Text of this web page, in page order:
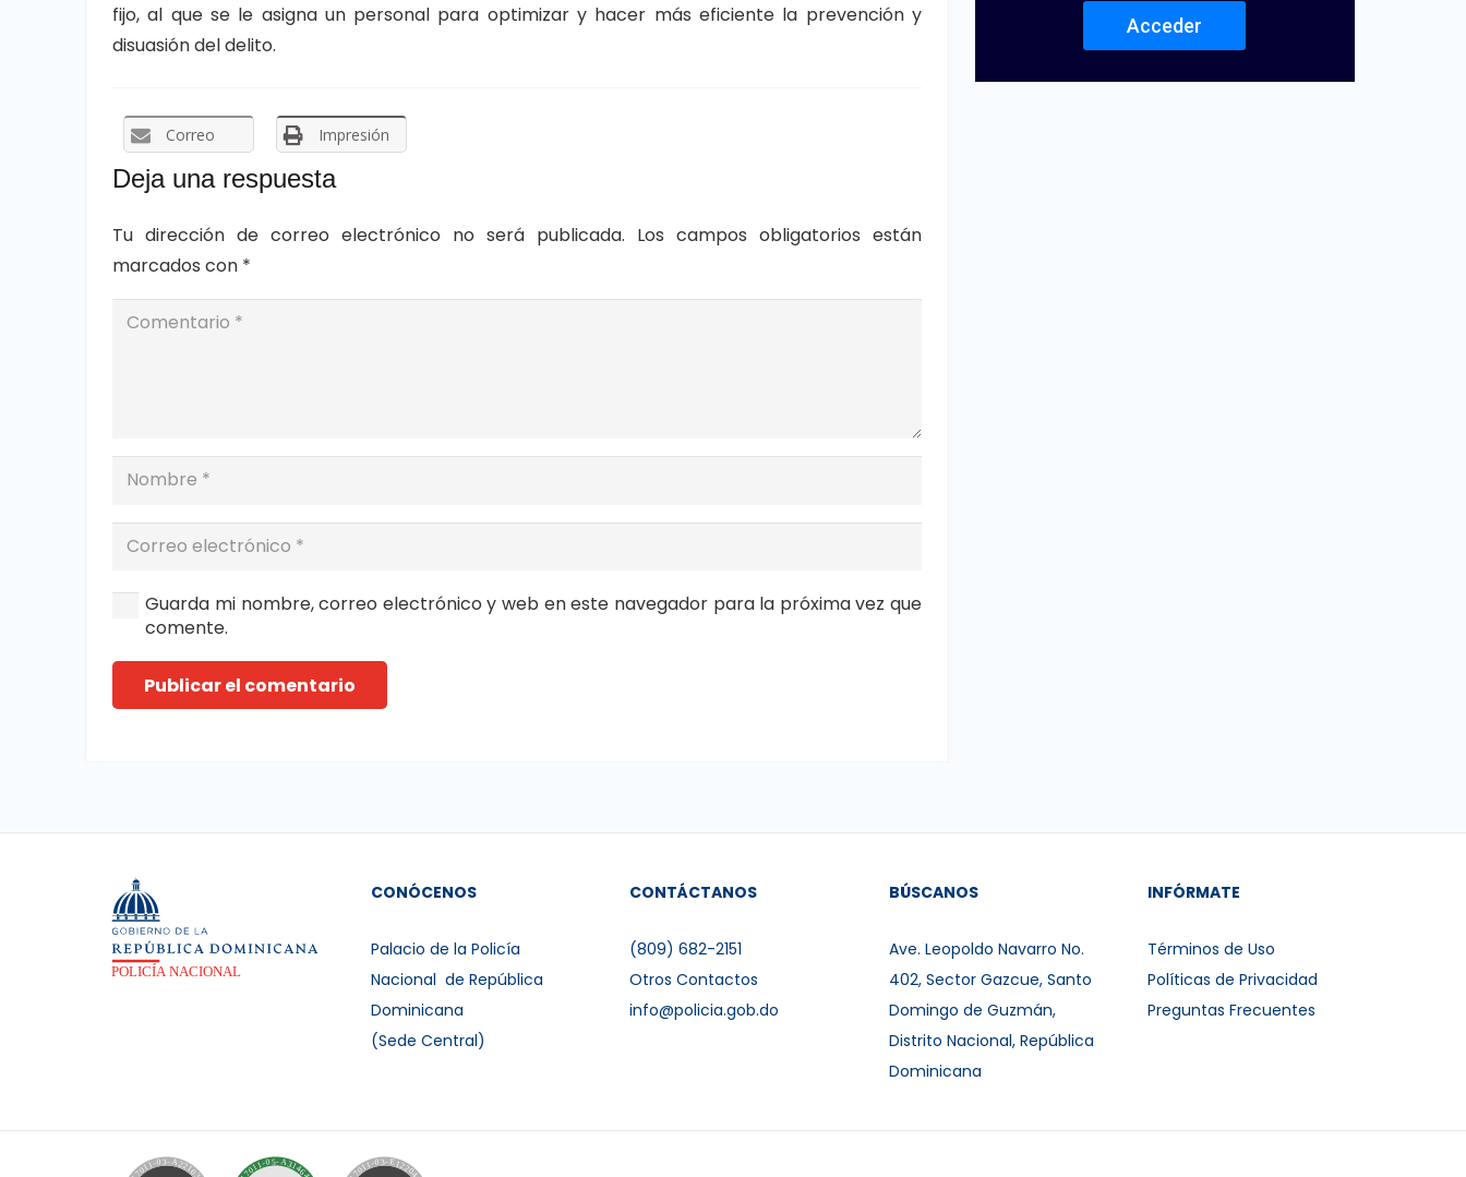
fijo, al que se le asigna un personal para optimizar y hacer más eficiente la prevención y
disuasión del delito.
Correo Impresión
Deja una respuesta
Tu dirección de correo electrónico no será publicada. Los campos obligatorios están
marcados con *
Guarda mi nombre, correo electrónico y web en este navegador para la próxima vez que
comente.
Publicar el comentario
Acceder
CONÓCENOS
Palacio de la Policía
Nacional de República
Dominicana
(Sede Central)
CONTÁCTANOS
(809) 682-2151
Otros Contactos
info@policia.gob.do
BÚSCANOS
Ave. Leopoldo Navarro No.
402, Sector Gazcue, Santo
Domingo de Guzmán,
Distrito Nacional, República
Dominicana
INFÓRMATE
Términos de Uso
Políticas de Privacidad
Preguntas Frecuentes